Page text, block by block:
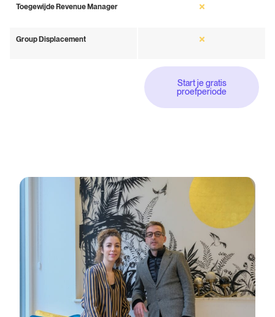
Toegewijde Revenue Manager
Group Displacement
Start je gratis
proefperiode